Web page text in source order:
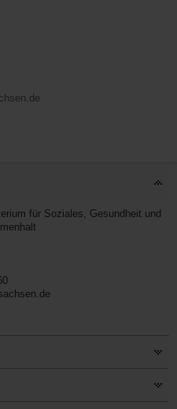
für Soziales, Gesundheit und